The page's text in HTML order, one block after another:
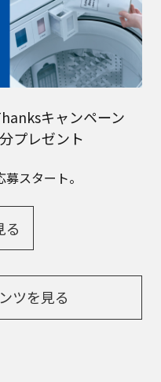
キャンペーン
プレゼント
スタート。
る
ツを見る